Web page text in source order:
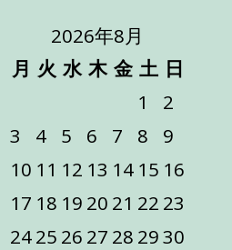
2026年8月
月 火 水 木 金 土 日
1
2
3
4 5 6 7 8
9
10 11 12 13 14 15 16
17 18 19 20 21 22 23
2425 26 27 28 2930